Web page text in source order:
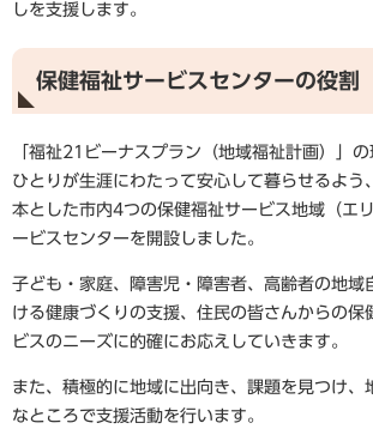
しを支援します。
保健福祉サービスセンターの役割
「福祉21ビーナスプラン（地域福祉計画）」
ひとりが生涯にわたって安心して暮らせるよう
本とした市内4つの保健福祉サービス地域（エ
ービスセンターを開設しました。
子ども・家庭、障害児・障害者、高齢者の地域
ける健康づくりの支援、住民の皆さんからの保
ビスのニーズに的確にお応えしていきます。
また、積極的に地域に出向き、課題を見つけ、
なところで支援活動を行います。